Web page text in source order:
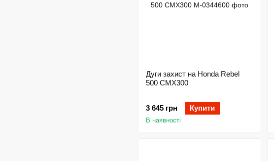
Дуги захист на Honda Rebel
500 CMX300
3 645 грн Купити
В наявності